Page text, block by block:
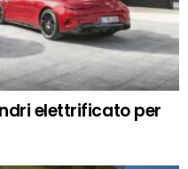
elettrificato per